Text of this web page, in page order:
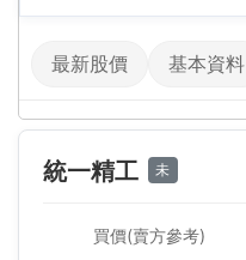
最新股價 基本資料
統一精工 未
買價(賣方參考)